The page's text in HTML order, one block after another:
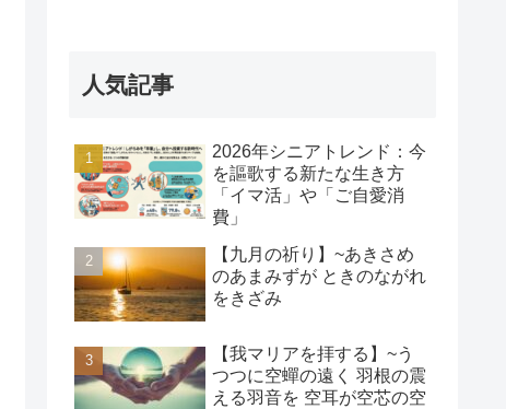
人気記事
2026年シニアトレンド：今
を謳歌する新たな生き方
「イマ活」や「ご自愛消
費」
【九月の祈り】~あきさめ
のあまみずが ときのながれ
をきざみ
【我マリアを拝する】~う
つつに空蟬の遠く 羽根の震
える羽音を 空耳が空芯の空